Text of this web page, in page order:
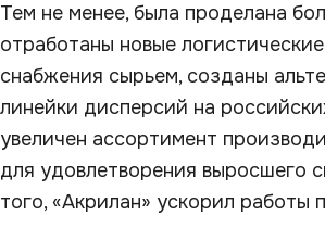
Тем не менее, была проделана
отработаны новые
снабжения сырьем, созданы
линейки дисперсий на
увеличен ассортимент
для удовлетворения выросшего
того, «Акрилан» ускорил работы